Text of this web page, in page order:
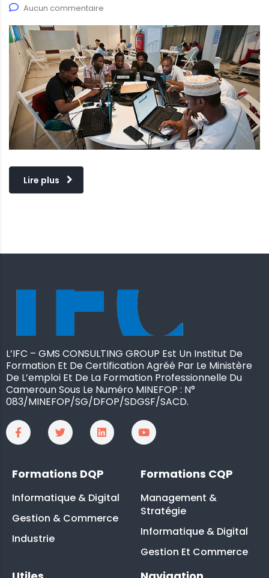
Aucun commentaire
Lire plus
L’IFC – GMS CONSULTING GROUP Est Un Institut De
Formation Et De Certification Agréé Par Le Ministère
De L’emploi Et De La Formation Professionnelle Du
Cameroun Sous Le Numéro MINEFOP : N°
083/MINEFOP/SG/DFOP/SDGSF/SACD.
Formations DQP
Informatique & Digital
Gestion & Commerce
Industrie
Formations CQP
Management &
Stratégie
Informatique & Digital
Gestion Et Commerce